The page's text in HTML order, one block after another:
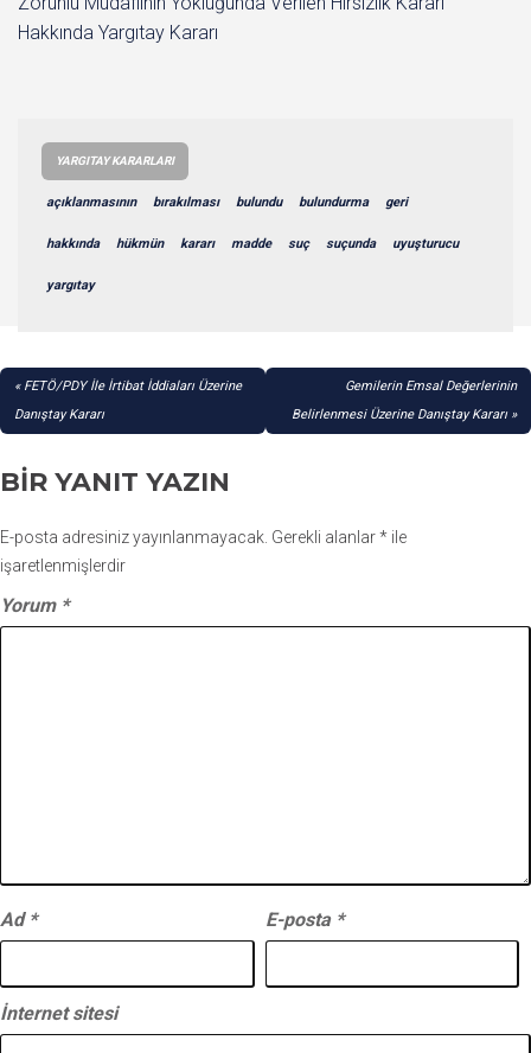
Hakkında Yargıtay Kararı
YARGITAY KARARLARI
açıklanmasının bırakılması bulundu bulundurma geri
hakkında hükmün kararı madde suç suçunda uyuşturucu
yargıtay
YAZI
GEZINMESI
FETÖ/PDY İle İrtibat İddiaları Üzerine
Danıştay Kararı
Gemilerin Emsal Değerlerinin
Belirlenmesi Üzerine Danıştay Kararı
BIR YANIT YAZIN
E-posta adresiniz yayınlanmayacak. Gerekli alanlar* ile
işaretlenmişlerdir
Yorum *
Ad * E-posta *
İnternet sitesi